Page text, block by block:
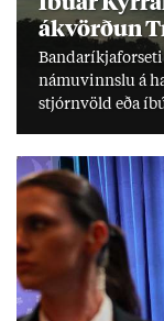
ákvörð­un
námu­vinnslu á
stjórn­völd eða